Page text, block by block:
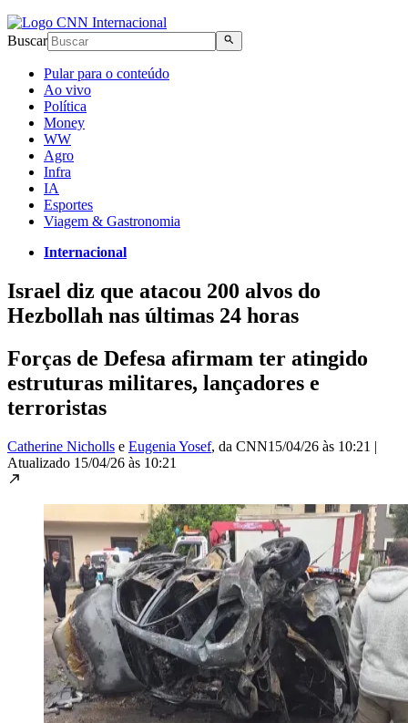
Buscar
Pular para o conteúdo
Ao vivo
Política
Money
WW
Agro
Infra
IA
Esportes
Viagem & Gastronomia
Internacional
Israel diz que atacou 200 alvos do
Hezbollah nas últimas 24 horas
Forças de Defesa afirmam ter atingido
estruturas militares, lançadores e
terroristas
Catherine Nicholls e Eugenia Yosef, da CNN15/04/26 às 10:21 |
Atualizado 15/04/26 às 10:21